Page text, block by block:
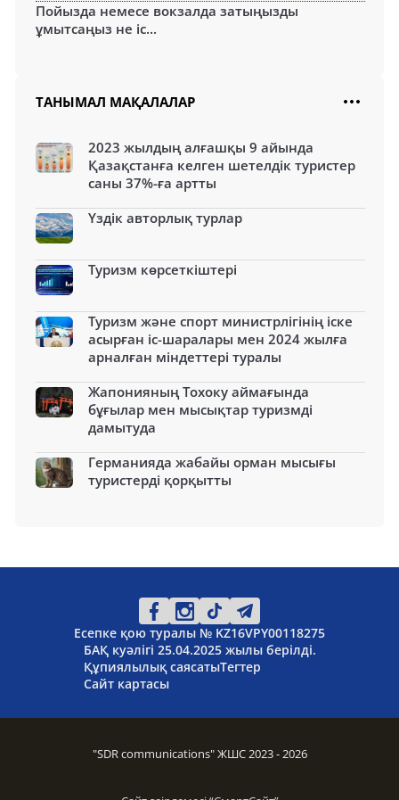
Пойызда немесе вокзалда затыңызды
ұмытсаңыз не іс...
ТАНЫМАЛ МАҚАЛАЛАР
2023 жылдың алғашқы 9 айында
Қазақстанға келген шетелдік туристер
саны 37%-ға артты
Үздік авторлық турлар
Туризм көрсеткіштері
Туризм және спорт министрлігінің іске
асырған іс-шаралары мен 2024 жылға
арналған міндеттері туралы
Жапонияның Тохоку аймағында
бұғылар мен мысықтар туризмді
дамытуда
Германияда жабайы орман мысығы
туристерді қорқытты
Есепке қою туралы № KZ16VPY00118275
БАҚ куәлігі 25.04.2025 жылы берілді.
Құпиялылық саясатыТегтер
Сайт картасы
"SDR communications" ЖШС 2023 - 2026